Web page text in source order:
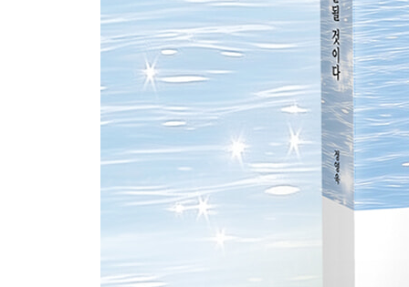
당신을 일으키는 문장이 어딘가에 있다 189
나는 모르는 사랑 191
스스로를 지키고 나를 사랑하기 위하여 193
비난 없이 사랑할 수 있는가 199
포기하는 용기 204
충실히 도망가고 외면해도 된다 207
흔들리는 나를 꽉 잡아 주는 말들 210
5. 가진 우울과 불안에 대하여
준비되지 않은 불행 218